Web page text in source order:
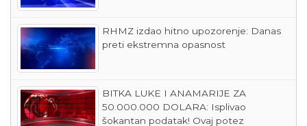
RHMZ izdao hitno upozorenje: Danas
preti ekstremna opasnost
BITKA LUKE I ANAMARIJE ZA
50.000.000 DOLARA: Isplivao
šokantan podatak! Ovaj potez